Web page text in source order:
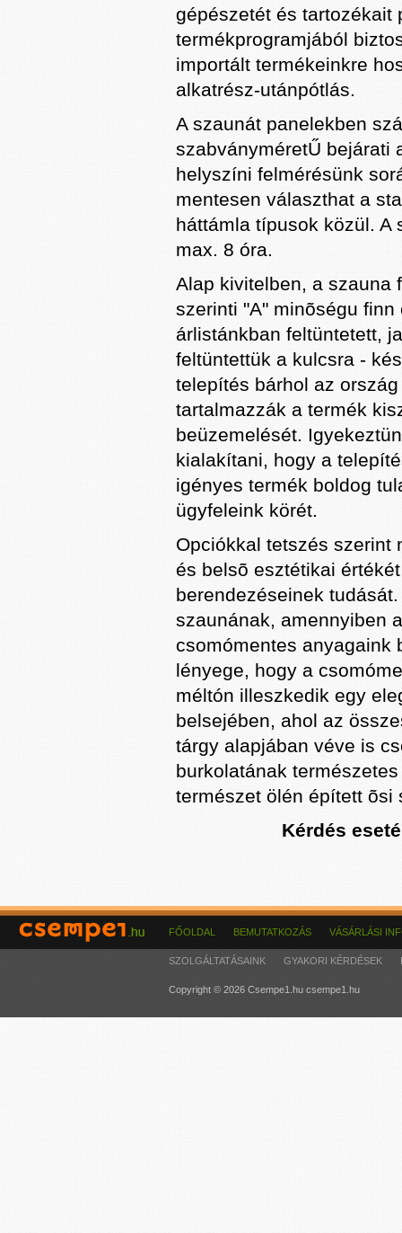
gépészetét és tartozékait
termékprogramjából
importált termékeinkre
alkatrész-utánpótlás.
A szaunát panelekben
szabványméretŰ bejárati
helyszíni felmérésünk
mentesen választhat a
háttámla típusok közül. A
max. 8 óra.
Alap kivitelben, a szauna
szerinti "A" minõségu
árlistánkban feltüntetett,
feltüntettük a kulcsra -
telepítés bárhol az
tartalmazzák a termék
beüzemelését.
kialakítani, hogy a
igényes termék boldog
ügyfeleink körét.
Opciókkal tetszés szerint
és belsõ esztétikai
berendezéseinek
szaunának, amennyiben
csomómentes anyagaink
lényege, hogy a
méltón illeszkedik egy
belsejében, ahol az
tárgy alapjában véve is
burkolatának
természet ölén épített õsi
Kérdés
FŐOLDAL BEMUTATKOZÁS VÁSÁRLÁSI
SZOLGÁLTATÁSAINK GYAKORI KÉRDÉSEK
Copyright © 2026 Csempe1.hu csempe1.hu